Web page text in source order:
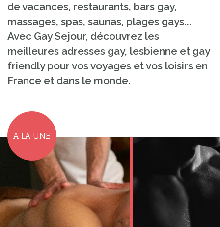
de vacances, restaurants, bars gay,
massages, spas, saunas, plages gays...
Avec Gay Sejour, découvrez les
meilleures adresses gay, lesbienne et gay
friendly pour vos voyages et vos loisirs en
France et dans le monde.
A LA UNE